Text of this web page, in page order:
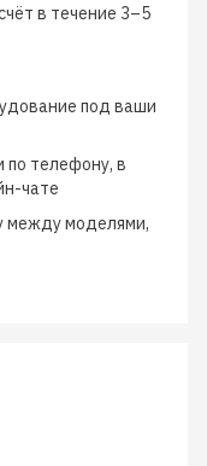
в течение 3–5
под ваши
по телефону, в
чате
между моделями,